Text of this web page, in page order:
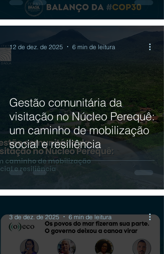
Gestão comunitária da
visitação no Núcleo Perequê:
um caminho de mobilização
social e resiliência
12 de dez. de 2025 6 min de leitura
3 de dez. de 2025 6 min de leitura